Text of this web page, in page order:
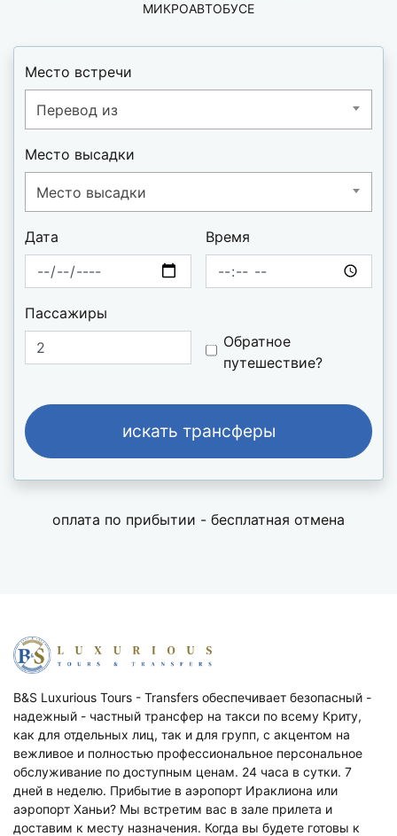
МИКРОАВТОБУСЕ
Место встречи
Перевод из
Место высадки
Место высадки
Дата Время
Пассажиры
Do you want to
Обратное
путешествие?
искать трансферы
оплата по прибытии - бесплатная отмена
Β&S Luxurious Tours - Transfers обеспечивает безопасный -
надежный - частный трансфер на такси по всему Криту,
как для отдельных лиц, так и для групп, с акцентом на
вежливое и полностью профессиональное персональное
обслуживание по доступным ценам. 24 часа в сутки. 7
дней в неделю. Прибытие в аэропорт Ираклиона или
аэропорт Ханьи? Мы встретим вас в зале прилета и
доставим к месту назначения. Когда вы будете готовы к